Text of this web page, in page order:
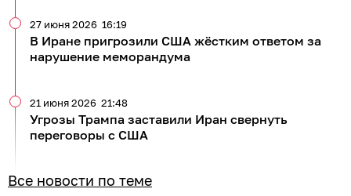
В Иране пригрозили США жёстким ответом за
нарушение меморандума
27 июня 2026 16:19
Угрозы Трампа заставили Иран свернуть
переговоры с США
21 июня 2026 21:48
Все новости по теме